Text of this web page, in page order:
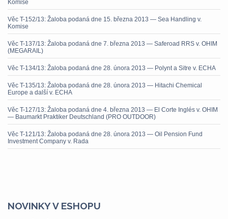
Komise
Věc T-152/13: Žaloba podaná dne 15. března 2013 — Sea Handling v.
Komise
Věc T-137/13: Žaloba podaná dne 7. března 2013 — Saferoad RRS v. OHIM
(MEGARAIL)
Věc T-134/13: Žaloba podaná dne 28. února 2013 — Polynt a Sitre v. ECHA
Věc T-135/13: Žaloba podaná dne 28. února 2013 — Hitachi Chemical
Europe a další v. ECHA
Věc T-127/13: Žaloba podaná dne 4. března 2013 — El Corte Inglés v. OHIM
— Baumarkt Praktiker Deutschland (PRO OUTDOOR)
Věc T-121/13: Žaloba podaná dne 28. února 2013 — Oil Pension Fund
Investment Company v. Rada
NOVINKY V ESHOPU